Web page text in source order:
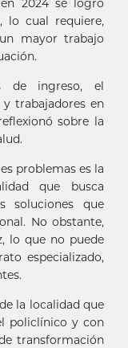
2024 se logró
lo cual requiere,
mayor trabajo
de ingreso, el
trabajadores en
sobre la
problemas es la
que busca
soluciones que
No obstante,
lo que no puede
especializado,
la localidad que
policlínico y con
transformación